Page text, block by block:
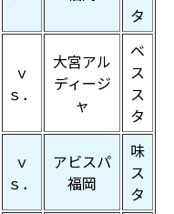
タ
ｖ
ｓ．
大宮アル
ディージ
ャ
ベ
ス
ス
タ
ｖ
ｓ．
アビスパ
福岡
味
ス
タ